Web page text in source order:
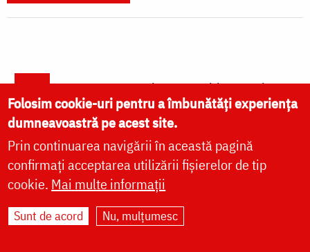
PaginareCurrent page
Next page
Următoarea pagină Last page
Ultima pagină »
VIAȚA BISERICII
Folosim cookie-uri pentru a îmbunătăți experiența
dumneavoastră pe acest site.
Prin continuarea navigării în această pagină
confirmați acceptarea utilizării fișierelor de tip
cookie. Mai multe informații
Sunt de acord Nu, mulțumesc